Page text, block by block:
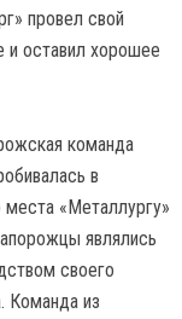
провел свой
и оставил хорошее
команда
в
места «Металлургу»
являлись
своего
Команда из